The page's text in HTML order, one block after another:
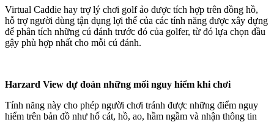
Virtual Caddie hay trợ lý chơi golf ảo được tích hợp trên đồng hồ,
hỗ trợ người dùng tận dụng lợi thế của các tính năng được xây dựng
để phân tích những cú đánh trước đó của golfer, từ đó lựa chọn đầu
gậy phù hợp nhất cho mỗi cú đánh.
Harzard View dự đoán những mối nguy hiểm khi chơi
Tính năng này cho phép người chơi tránh được những điểm nguy
hiểm trên bản đồ như hố cát, hồ, ao, hầm ngầm và nhận thông tin